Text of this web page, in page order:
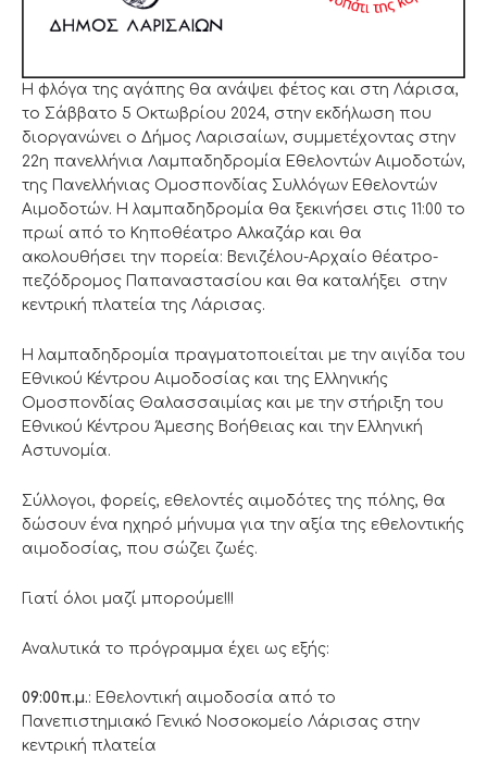
Η φλόγα της αγάπης θα ανάψει φέτος και στη Λάρισα,
το Σάββατο 5 Οκτωβρίου 2024, στην εκδήλωση που
διοργανώνει ο Δήμος Λαρισαίων, συμμετέχοντας στην
22η πανελλήνια Λαμπαδηδρομία Εθελοντών Αιμοδοτών,
της Πανελλήνιας Ομοσπονδίας Συλλόγων Εθελοντών
Αιμοδοτών. Η λαμπαδηδρομία θα ξεκινήσει στις 11:00 το
πρωί από το Κηποθέατρο Αλκαζάρ και θα
ακολουθήσει την πορεία: Βενιζέλου-Αρχαίο θέατρο-
πεζόδρομος Παπαναστασίου και θα καταλήξει στην
κεντρική πλατεία της Λάρισας.
Η λαμπαδηδρομία πραγματοποιείται με την αιγίδα του
Εθνικού Κέντρου Αιμοδοσίας και της Ελληνικής
Ομοσπονδίας Θαλασσαιμίας και με την στήριξη του
Εθνικού Κέντρου Άμεσης Βοήθειας και την Ελληνική
Αστυνομία.
Σύλλογοι, φορείς, εθελοντές αιμοδότες της πόλης, θα
δώσουν ένα ηχηρό μήνυμα για την αξία της εθελοντικής
αιμοδοσίας, που σώζει ζωές.
Γιατί όλοι μαζί μπορούμε!!!
Αναλυτικά το πρόγραμμα έχει ως εξής:
09:00π.μ.: Εθελοντική αιμοδοσία από το
Πανεπιστημιακό Γενικό Νοσοκομείο Λάρισας στην
κεντρική πλατεία